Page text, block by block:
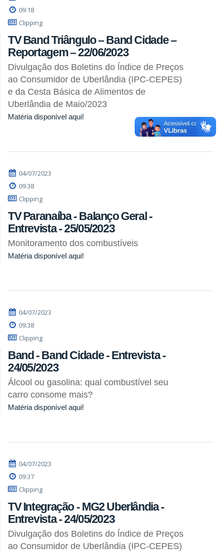
09:18
Clipping
TV Band Triângulo – Band Cidade –
Reportagem – 22/06/2023
Divulgação dos Boletins do Índice de Preços
ao Consumidor de Uberlândia (IPC-CEPES)
e da Cesta Básica de Alimentos de
Uberlândia de Maio/2023
Matéria disponível aqui!
04/07/2023
09:38
Clipping
TV Paranaíba - Balanço Geral -
Entrevista - 25/05/2023
Monitoramento dos combustíveis
Matéria disponível aqui!
04/07/2023
09:38
Clipping
Band - Band Cidade - Entrevista -
24/05/2023
Álcool ou gasolina: qual combustível seu
carro consome mais?
Matéria disponível aqui!
04/07/2023
09:37
Clipping
TV Integração - MG2 Uberlândia -
Entrevista - 24/05/2023
Divulgação dos Boletins do Índice de Preços
ao Consumidor de Uberlândia (IPC-CEPES)